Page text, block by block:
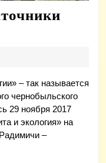
– так называется
чернобыльского
29 ноября 2017
и экология» на
–